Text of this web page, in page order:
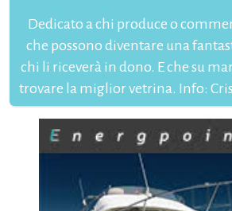
Dedicato a chi produce o
che possono diventare una
chi li riceverà in dono. E che su
trovare la miglior vetrina. Info: